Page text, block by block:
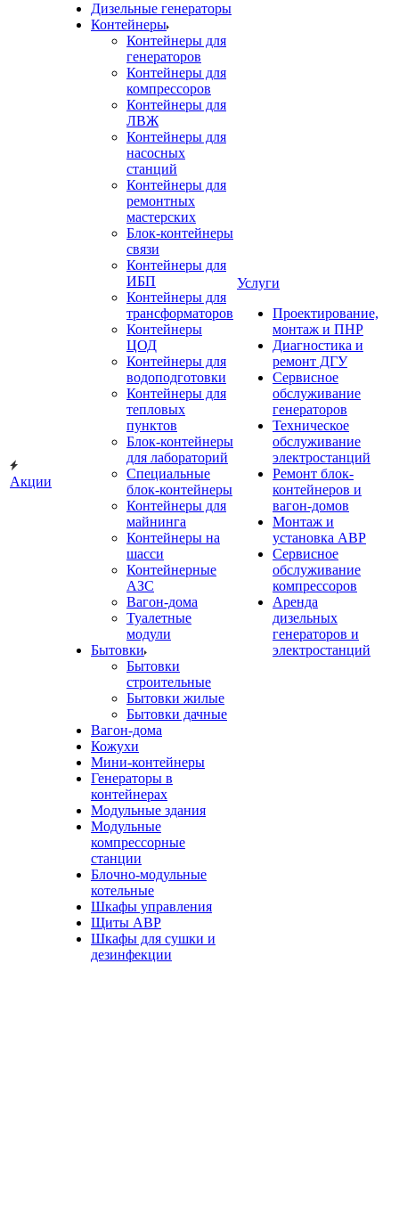
Акции
Дизельные генераторы
Контейнеры
Контейнеры для
генераторов
Контейнеры для
компрессоров
Контейнеры для
ЛВЖ
Контейнеры для
насосных
станций
Контейнеры для
ремонтных
мастерских
Блок-контейнеры
связи
Контейнеры для
ИБП
Контейнеры для
трансформаторов
Контейнеры
ЦОД
Контейнеры для
водоподготовки
Контейнеры для
тепловых
пунктов
Блок-контейнеры
для лабораторий
Специальные
блок-контейнеры
Контейнеры для
майнинга
Контейнеры на
шасси
Контейнерные
АЗС
Вагон-дома
Туалетные
модули
Бытовки
Бытовки
строительные
Бытовки жилые
Бытовки дачные
Вагон-дома
Кожухи
Мини-контейнеры
Генераторы в
контейнерах
Модульные здания
Модульные
компрессорные
станции
Блочно-модульные
котельные
Шкафы управления
Щиты АВР
Шкафы для сушки и
дезинфекции
Услуги
Проектирование,
монтаж и ПНР
Диагностика и
ремонт ДГУ
Сервисное
обслуживание
генераторов
Техническое
обслуживание
электростанций
Ремонт блок-
контейнеров и
вагон-домов
Монтаж и
установка АВР
Сервисное
обслуживание
компрессоров
Аренда
дизельных
генераторов и
электростанций